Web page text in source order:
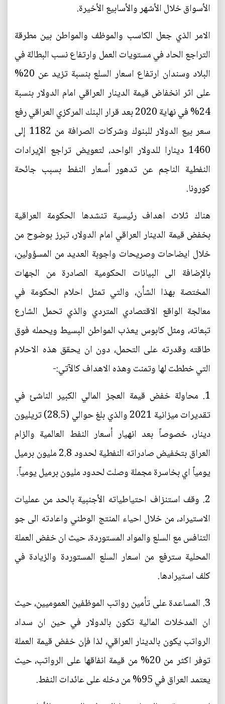
الأسواق خلال الأشهر والأسابيع الأخيرة.
الامر الذي جعل الكاسب والموظف والمواطن بين مطرقة
التراجع الحاد في مستويات العمل وارتفاع نسب البطالة في
البلاد وسندان ارتفاع اسعار السلع بنسبة تزيد عن 20%
على اثر انخفاض قيمة الدينار العراقي امام الدولار بنسبة
24% في نهاية 2020 بعد قرار البنك المركزي العراقي رفع
سعر بيع الدولار للبنوك وشركات الصرافة من 1182 إلى
1460 دينارا للدولار الواحد، لتعويض تراجع الإيرادات
النفطية الناجم عن تدهور أسعار النفط بسبب جائحة
كورونا.
هناك ثلاث اهداف رئيسية تنشدها الحكومة العراقية
بخفض قيمة الدينار العراقي امام الدولار، تبرز بوضوح من
خلال ايضاحات وصريحات واجوبة العديد من المسؤولين،
بالإضافة الى البيانات الحكومية الصادرة من الجهات
المختصة بهذا الشأن، والتي تمثل احلام الحكومة في
معالجة الواقع الاقتصادي المتردي والذي تحمل الشارع
تبعاته، ومثل كابوس يعذب المواطن البسيط ويحمله فوق
طاقته وقدرته على التحمل، دون ان يحقق هذه الاحلام
التي خططت لها وتمنت وهذه الاهداف كالآتي:-
1. محاولة خفض قيمة العجز المالي الكبير الناشئ في
تقديرات ميزانية 2021 والذي بلغ حوالي (28.5) تريليون
دينار، خصوصاً بعد انهيار أسعار النفط العالمية والزام
العراق بتخفيض صادراته النفطية لحدود 2.8 مليون برميل
يومياً اي بخاسرة مجملة وصلت لحدود مليون برميل يومياً.
2. وقف استنزاف احتياطياته الأجنبية بالحد من عمليات
الاستيراد، من خلال احياء المنتج الوطني واعادته الى جو
التنافس مع السلع والمواد المستوردة، حيث ان خفض العملة
المحلية سترفع من اسعار السلع المستوردة والزيادة في
كلف استيرادها.
3. المساعدة على تأمين رواتب الموظفين العموميين، حيث
ان المدخلات المالية تكون بالدولار في حين ان سداد
الرواتب يكون بالدينار العراقي، لذا فإن خفض قيمة العملة
توفر اكثر من 20% من قيمة انفاقها على الرواتب، حيث
يعتمد العراق في 95% من دخله على عائدات النفط.